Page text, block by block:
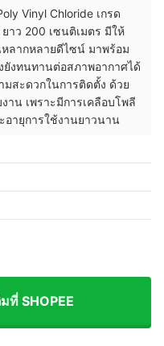
Vinyl Chloride เกรด
าว 200 เซนติเมตร มีให้
ลากหลายดีไซน์ มาพร้อม
งทนทานต่อสภาพอากาศได้
สะดวกในการติดตั้ง ด้วย
าน เพราะมีการเคลือบโพลี
อายุการใช้งานยาวนาน
ที่ SHOPEE